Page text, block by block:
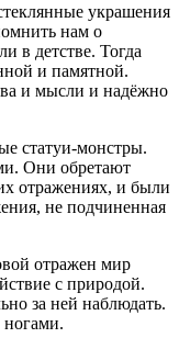
украшения
нам о
в детстве. Тогда
и памятной.
и мысли и надёжно
статуи-монстры.
Они обретают
отражениях, и были
не подчиненная
отражен мир
с природой.
за ней наблюдать.